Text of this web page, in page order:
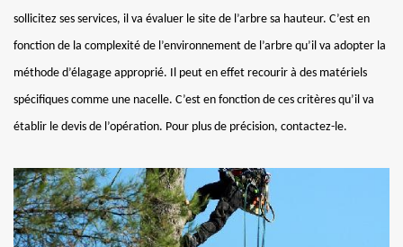
sollicitez ses services, il va évaluer le site de l’arbre sa hauteur. C’est en
fonction de la complexité de l’environnement de l’arbre qu’il va adopter la
méthode d’élagage approprié. Il peut en effet recourir à des matériels
spécifiques comme une nacelle. C’est en fonction de ces critères qu’il va
établir le devis de l’opération. Pour plus de précision, contactez-le.